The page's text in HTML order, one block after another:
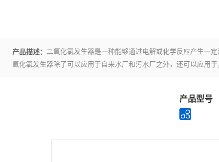
产品描述：
二氧化氯发生器是一种能够通过电解或化学反应产生一
氧化氯发生器除了可以应用于自来水厂和污水厂之外，还可以应用
产品型号